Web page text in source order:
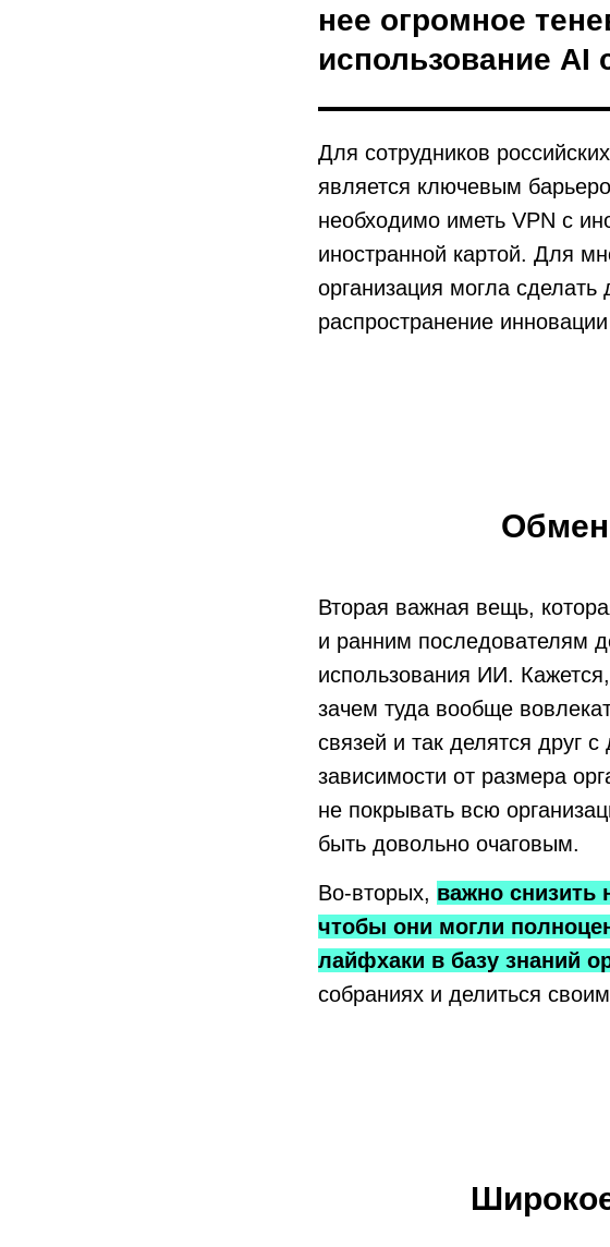
нее огромное
использование
Для сотрудников
является ключевым
необходимо иметь VPN с
иностранной картой. Для
организация могла
распространение
Вторая важная вещь,
и ранним последователям
использования ИИ.
зачем туда вообще
связей и так делятся друг
зависимости от размера
не покрывать всю
быть довольно очаговым.
Во-вторых, важно снизить
чтобы они могли
лайфхаки в базу знаний
собраниях и делиться